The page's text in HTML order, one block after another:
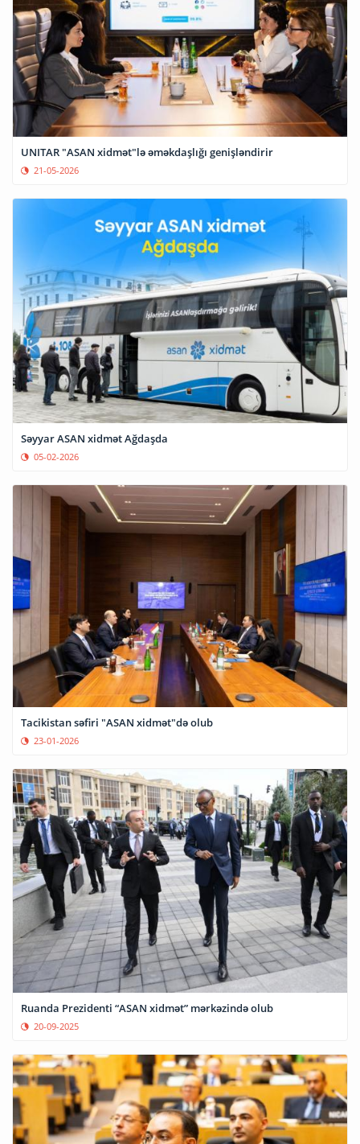
UNITAR "ASAN xidmət"lə əməkdaşlığı genişləndirir
21-05-2026
Səyyar ASAN xidmət Ağdaşda
05-02-2026
Tacikistan səfiri "ASAN xidmət"də olub
23-01-2026
Ruanda Prezidenti “ASAN xidmət” mərkəzində olub
20-09-2025